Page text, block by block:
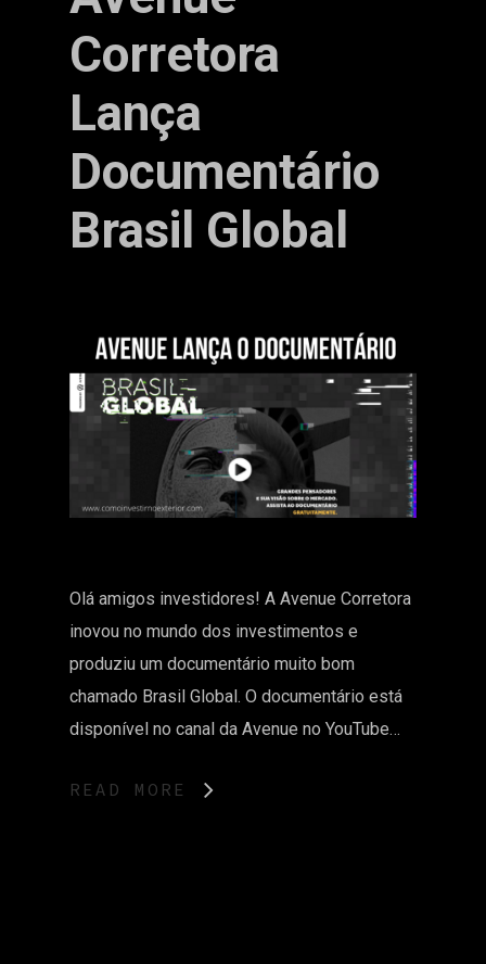
Corretora
Lança
Documentário
Brasil Global
Olá amigos investidores! A Avenue Corretora
inovou no mundo dos investimentos e
produziu um documentário muito bom
chamado Brasil Global. O documentário está
disponível no canal da Avenue no YouTube…
READ MORE